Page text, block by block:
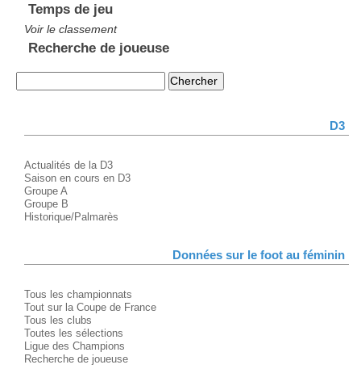
Temps de jeu
Voir le classement
Recherche de joueuse
D3
Actualités de la D3
Saison en cours en D3
Groupe A
Groupe B
Historique/Palmarès
Données sur le foot au féminin
Tous les championnats
Tout sur la Coupe de France
Tous les clubs
Toutes les sélections
Ligue des Champions
Recherche de joueuse